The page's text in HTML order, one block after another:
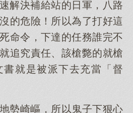
解決補給站的日軍，八路
的危險！所以為了打好這
命令，下達的任務誰完不
追究責任、該槍斃的就槍
就是被派下去充當「督
勢崎嶇，所以鬼子下狠心